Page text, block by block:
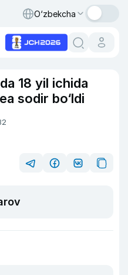
O‘zbekcha
18 yil ichida
sodir bo‘ldi